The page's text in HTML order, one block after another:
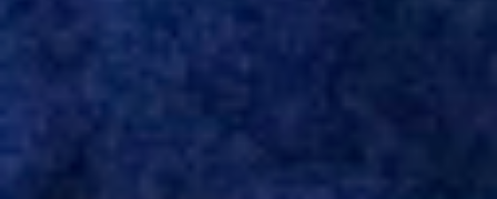
concretizada, o jogador chegará ao Beira-Rio para ser mais uma